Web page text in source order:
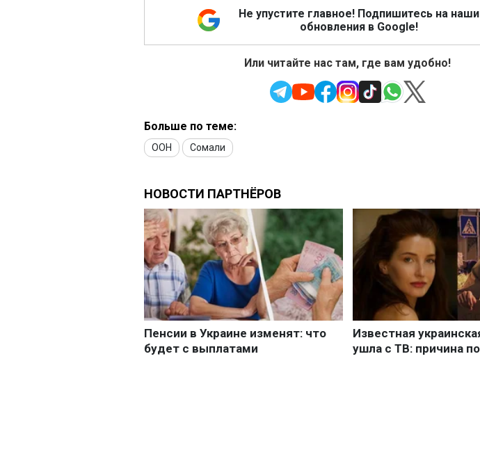
Не упустите главное! Подпишитесь на наши
обновления в Google!
Или читайте нас там, где вам удобно!
Больше по теме:
ООН Сомали